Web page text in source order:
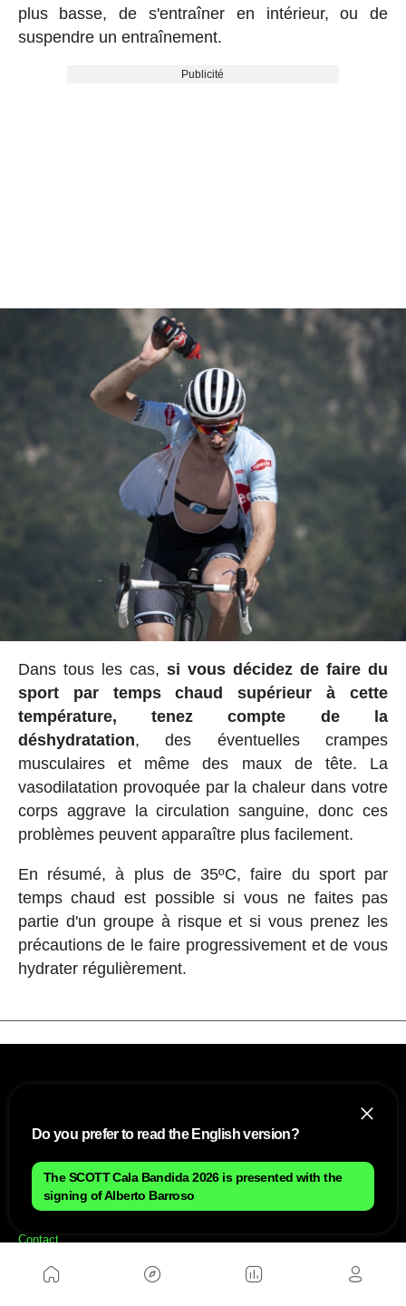
plus basse, de s'entraîner en intérieur, ou de
suspendre un entraînement.
Publicité
Dans tous les cas, si vous décidez de faire du
sport par temps chaud supérieur à cette
température, tenez compte de la
déshydratation, des éventuelles crampes
musculaires et même des maux de tête. La
vasodilatation provoquée par la chaleur dans votre
corps aggrave la circulation sanguine, donc ces
problèmes peuvent apparaître plus facilement.
En résumé, à plus de 35ºC, faire du sport par
temps chaud est possible si vous ne faites pas
partie d'un groupe à risque et si vous prenez les
précautions de le faire progressivement et de vous
hydrater régulièrement.
NOUS
Contact
Do you prefer to read the English version?
The SCOTT Cala Bandida 2026 is presented with the
signing of Alberto Barroso